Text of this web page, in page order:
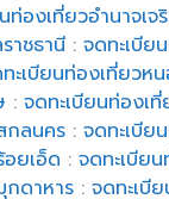
ท่องเที่ยวอำนาจเ
าชธานี: จดทะเบีย
ะเบียนท่องเที่ยวห
:จดทะเบียนท่องเ
กลนคร :จดทะเบีย
อยเอ็ด :จดทะเบีย
กดาหาร :จดทะเบี